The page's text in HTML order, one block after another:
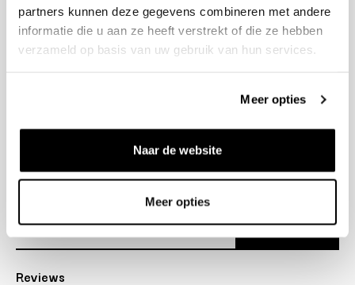
partners kunnen deze gegevens combineren met andere
informatie die u aan ze heeft verstrekt of die ze hebben
verzameld op basis van uw gebruik van hun services.
Meer opties
Naar de website
Meer opties
Open tot 21:00
OPENINGSTIJDEN
Over ons
Reviews